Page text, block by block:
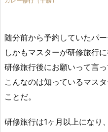
随分前から予約していたパー
しかもマスターが研修旅行に
研修旅行後にお願いって言っ
こんなのは知っているマス
ことだ。
研修旅行は1ヶ月以上になり、